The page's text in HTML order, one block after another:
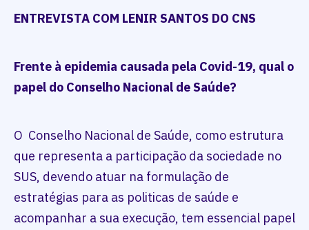
ENTREVISTA COM LENIR SANTOS DO CNS
Frente à epidemia causada pela Covid-19, qual o
papel do Conselho Nacional de Saúde?
O Conselho Nacional de Saúde, como estrutura
que representa a participação da sociedade no
SUS, devendo atuar na formulação de
estratégias para as politicas de saúde e
acompanhar a sua execução, tem essencial papel